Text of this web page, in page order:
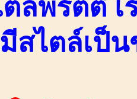
ล์พริตตี้ เ
สไตล์เป็น